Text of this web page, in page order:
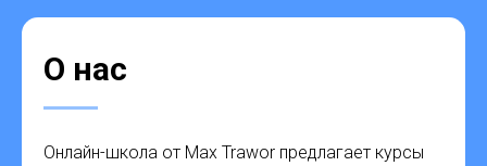
О нас
Онлайн-школа от Max Trawor предлагает курсы